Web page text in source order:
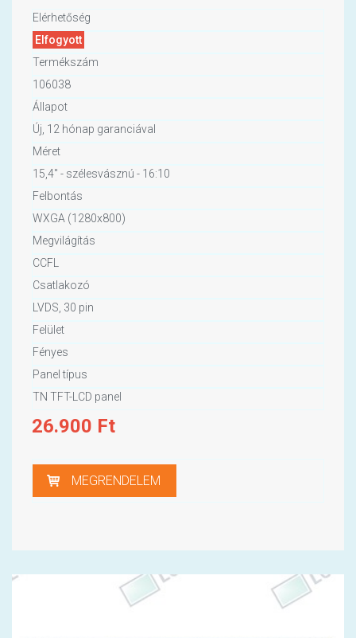
Elérhetőség
Elfogyott
Termékszám
106038
Állapot
Új, 12 hónap garanciával
Méret
15,4" - szélesvásznú - 16:10
Felbontás
WXGA (1280x800)
Megvilágítás
CCFL
Csatlakozó
LVDS, 30 pin
Felület
Fényes
Panel típus
TN TFT-LCD panel
26.900 Ft
MEGRENDELEM